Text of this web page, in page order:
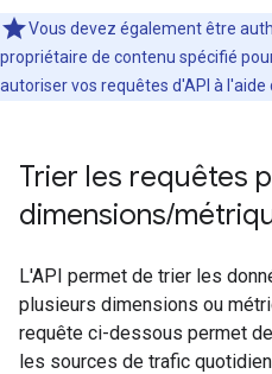
Vous devez également être
propriétaire de contenu spécifié
autoriser vos requêtes d'API à l'aide
Trier les requêtes
dimensions/
L'API permet de trier les
plusieurs dimensions ou
requête ci-dessous permet
les sources de trafic